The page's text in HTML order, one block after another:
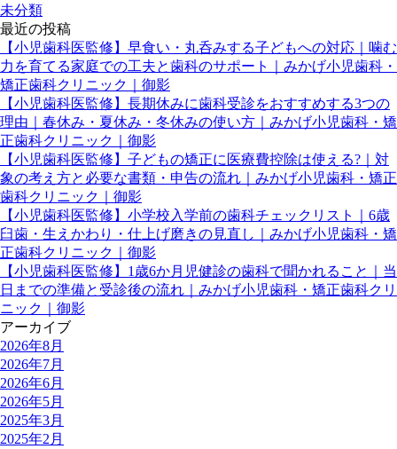
未分類
最近の投稿
【小児歯科医監修】早食い・丸呑みする子どもへの対応｜噛む
力を育てる家庭での工夫と歯科のサポート｜みかげ小児歯科・
矯正歯科クリニック｜御影
【小児歯科医監修】長期休みに歯科受診をおすすめする3つの
理由｜春休み・夏休み・冬休みの使い方｜みかげ小児歯科・矯
正歯科クリニック｜御影
【小児歯科医監修】子どもの矯正に医療費控除は使える?｜対
象の考え方と必要な書類・申告の流れ｜みかげ小児歯科・矯正
歯科クリニック｜御影
【小児歯科医監修】小学校入学前の歯科チェックリスト｜6歳
臼歯・生えかわり・仕上げ磨きの見直し｜みかげ小児歯科・矯
正歯科クリニック｜御影
【小児歯科医監修】1歳6か月児健診の歯科で聞かれること｜当
日までの準備と受診後の流れ｜みかげ小児歯科・矯正歯科クリ
ニック｜御影
アーカイブ
2026年8月
2026年7月
2026年6月
2026年5月
2025年3月
2025年2月